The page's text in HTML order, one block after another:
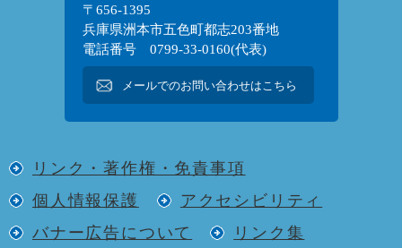
〒656-1395
兵庫県洲本市五色町都志203番地
電話番号 0799-33-0160(代表)
メールでのお問い合わせはこちら
リンク・著作権・免責事項
個人情報保護
アクセシビリティ
バナー広告について
リンク集